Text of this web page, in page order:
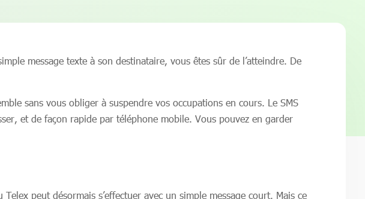
message texte à son destinataire, vous êtes sûr de l’atteindre. De
sans vous obliger à suspendre vos occupations en cours. Le SMS
et de façon rapide par téléphone mobile. Vous pouvez en garder
peut désormais s’effectuer avec un simple message court. Mais ce